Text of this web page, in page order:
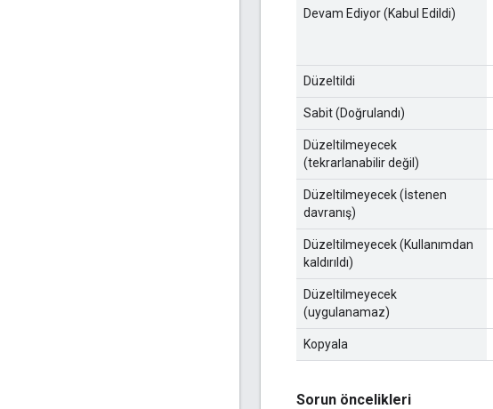
Devam Ediyor (Kabul Edildi)
Düzeltildi
Sabit (Doğrulandı)
Düzeltilmeyecek
(tekrarlanabilir değil)
Düzeltilmeyecek (İstenen
davranış)
Düzeltilmeyecek (Kullanımdan
kaldırıldı)
Düzeltilmeyecek
(uygulanamaz)
Kopyala
Sorun öncelikleri